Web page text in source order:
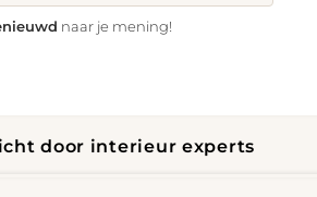
naar je mening!
door interieur experts